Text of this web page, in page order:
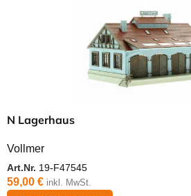
N Lagerhaus
Vollmer
Art.Nr. 19-F47545
59,00 € inkl. MwSt.